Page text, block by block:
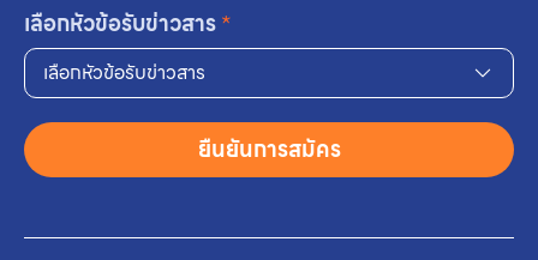
เลือกหัวข้อรับข่าวสาร*
เลือกหัวข้อรับข่าวสาร
ยืนยันการสมัคร